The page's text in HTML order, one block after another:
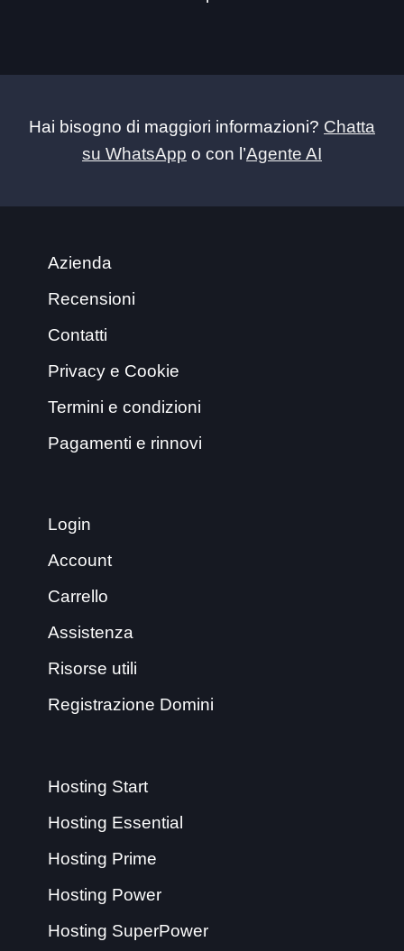
Hai bisogno di maggiori informazioni? Chatta
su WhatsApp o con l’Agente AI
Azienda
Recensioni
Contatti
Privacy e Cookie
Termini e condizioni
Pagamenti e rinnovi
Login
Account
Carrello
Assistenza
Risorse utili
Registrazione Domini
Hosting Start
Hosting Essential
Hosting Prime
Hosting Power
Hosting SuperPower